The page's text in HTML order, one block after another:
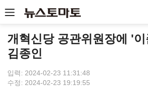
개혁신당 공관위원장에 '
김종인
입력: 2024-02-23 11:31:48
수정: 2024-02-23 19:19:55